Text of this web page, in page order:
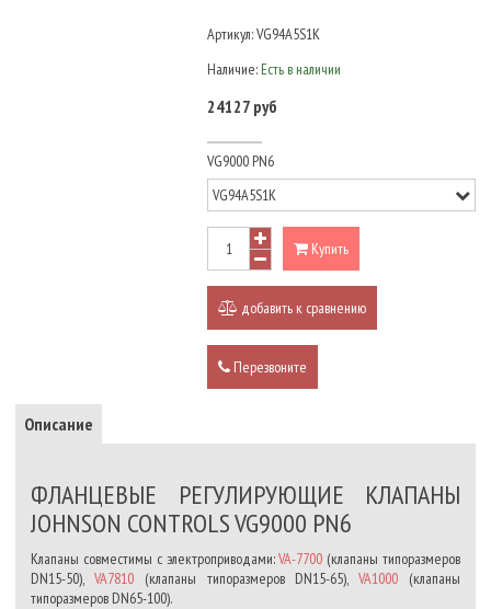
Артикул:VG94A5S1K
Наличие: Есть в наличии
24127 руб
VG9000 PN6
Купить
добавить к сравнению
Перезвоните
Описание
ФЛАНЦЕВЫЕ РЕГУЛИРУЮЩИЕ КЛАПАНЫ
JOHNSON CONTROLS VG9000 PN6
Клапаны совместимы с электроприводами:VA-7700 (клапаны типоразмеров
DN15-50), VA7810(клапаны типоразмеров DN15-65),VA1000 (клапаны
типоразмеров DN65-100).